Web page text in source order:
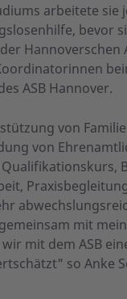
arbeitete sie
bevor
ASB Hannover.
von
von
mit
mit dem ASB
so Anke